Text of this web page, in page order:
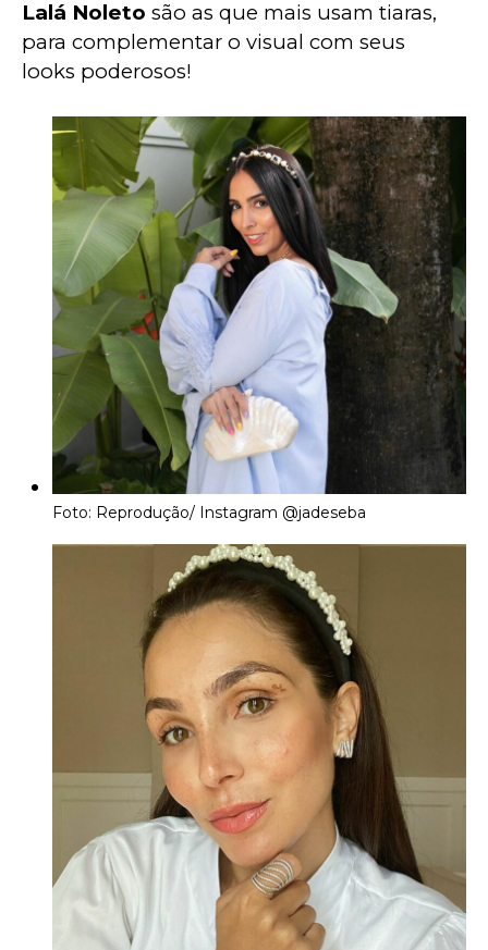
Lalá Noleto são as que mais usam tiaras,
para complementar o visual com seus
looks poderosos!
Foto: Reprodução/ Instagram @jadeseba